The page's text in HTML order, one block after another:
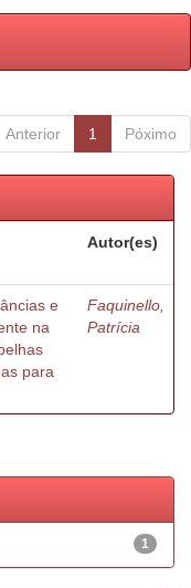
Anterior 1 Póximo
Autor(es)
e
na
para
Faquinello,
Patrícia
1